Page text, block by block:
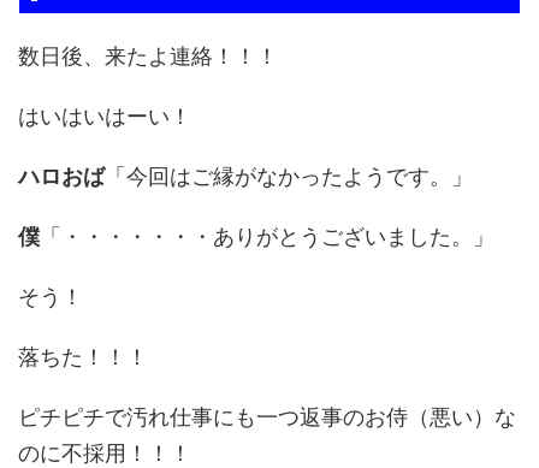
数日後、来たよ連絡！！！
はいはいはーい！
ハロおば「今回はご縁がなかったようです。」
僕 「・・・・・・・ありがとうございました。」
そう！
落ちた！！！
ピチピチで汚れ仕事にも一つ返事のお侍（悪い）な
のに不採用！！！